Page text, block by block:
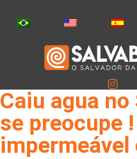
Caiu agua
se preocupe
impermeável